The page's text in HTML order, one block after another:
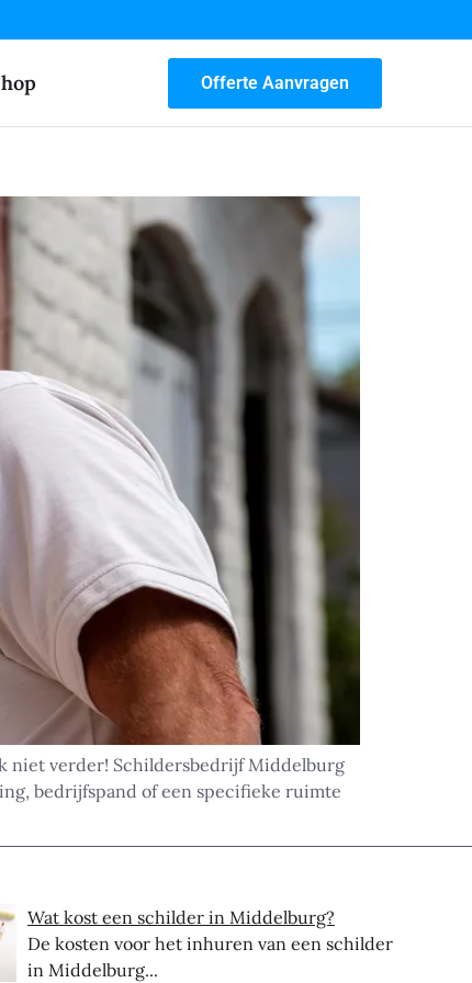
Offerte Aanvragen
niet verder! Schildersbedrijf Middelburg
bedrijfspand of een specifieke ruimte
Wat kost een schilder in Middelburg?
De kosten voor het inhuren van een schilder
in Middelburg...